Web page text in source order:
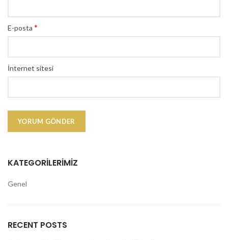
E-posta *
İnternet sitesi
KATEGORILERIMIZ
Genel
RECENT POSTS